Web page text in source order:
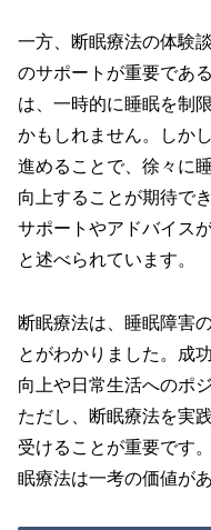
一方、断眠療法の体験
のサポートが重要であ
は、一時的に睡眠を制
かもしれません。しか
進めることで、徐々に
向上することが期待で
サポートやアドバイス
と述べられています。
断眠療法は、睡眠障害
とがわかりました。成
向上や日常生活へのポ
ただし、断眠療法を実
受けることが重要です
眠療法は一考の価値が